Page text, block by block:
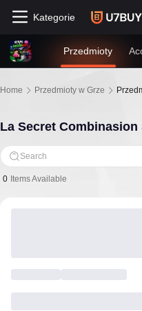
Kategorie
Przedmioty
Home Przedmioty w Grze
La Secret
Search
0 Items Available